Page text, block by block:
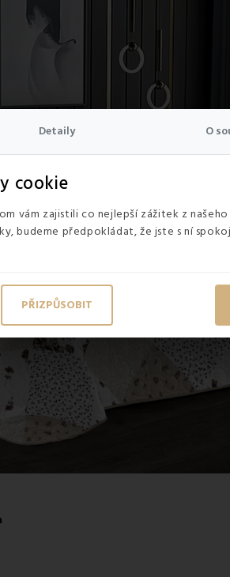
Detaily O
cookie
vám zajistili co nejlepší zážitek z našeho
budeme předpokládat, že jste s ní
PŘIZPŮSOBIT